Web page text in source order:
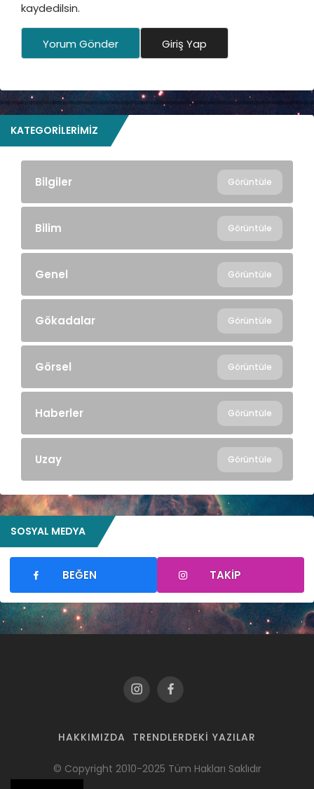
kaydedilsin.
Yorum Gönder Giriş Yap
KATEGORILERIMIZ
Bilgiler Görüntüle
Bilim Görüntüle
Genel Görüntüle
Gökadalar Görüntüle
Görsel Görüntüle
Haberler Görüntüle
Uzay Görüntüle
SOSYAL MEDYA
BEĞEN TAKIP
HAKKIMIZDA TRENDLERDEKI YAZILAR
© Copyright 2010-2025 Tüm Hakları Saklıdır